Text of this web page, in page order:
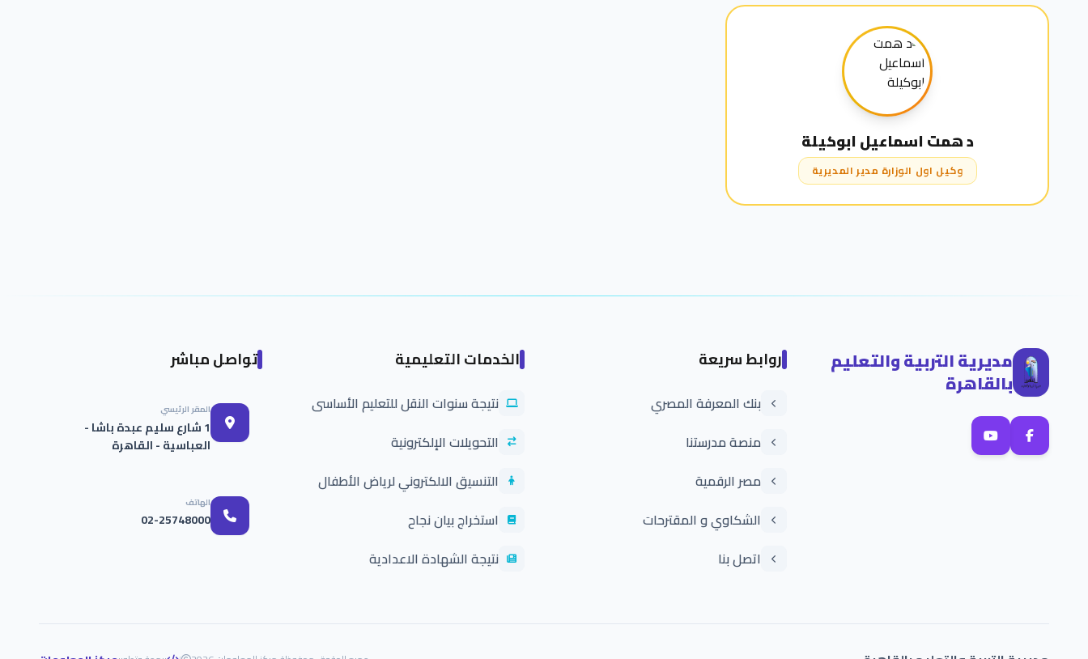
د همت اسماعيل ابوكيلة
وكيل اول الوزارة مدير المديرية
مديرية التربية والتعليم
بالقاهرة
روابط سريعة
بنك المعرفة المصري
منصة مدرستنا
مصر الرقمية
الشكاوي و المقترحات
اتصل بنا
الخدمات التعليمية
نتيجة سنوات النقل للتعليم الأساسى
التحويلات الإلكترونية
التنسيق الالكتروني لرياض الأطفال
استخراج بيان نجاح
نتيجة الشهادة الاعدادية
تواصل مباشر
المقر الرئيسي
1 شارع سليم عبدة باشا -
العباسية - القاهرة
الهاتف
02-25748000